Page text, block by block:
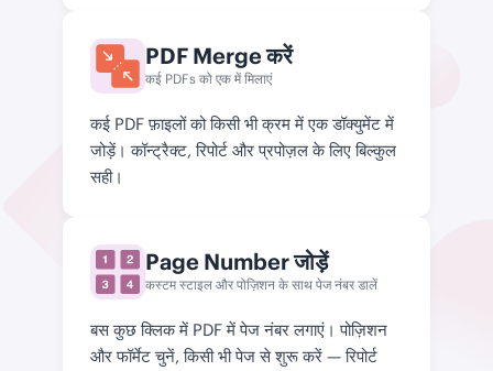
PDF Merge करें
कई PDFs को एक में मिलाएं
कई PDF फ़ाइलों को किसी भी क्रम में एक डॉक्युमेंट में
जोड़ें। कॉन्ट्रैक्ट, रिपोर्ट और प्रपोज़ल के लिए बिल्कुल
सही।
Page Number जोड़ें
कस्टम स्टाइल और पोज़िशन के साथ पेज नंबर डालें
बस कुछ क्लिक में PDF में पेज नंबर लगाएं। पोज़िशन
और फॉर्मेट चुनें, किसी भी पेज से शुरू करें — रिपोर्ट